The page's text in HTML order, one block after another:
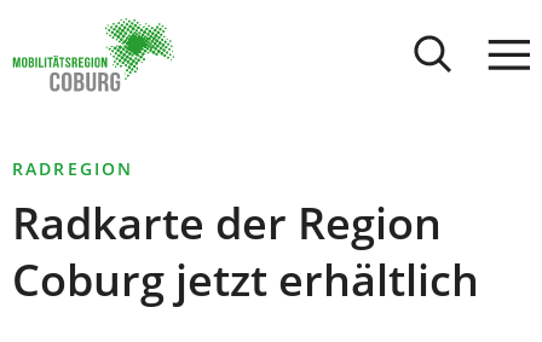
INHALT ANSPRINGEN
Coburg
RADREGION
Radkarte der Region
Coburg jetzt erhältlich